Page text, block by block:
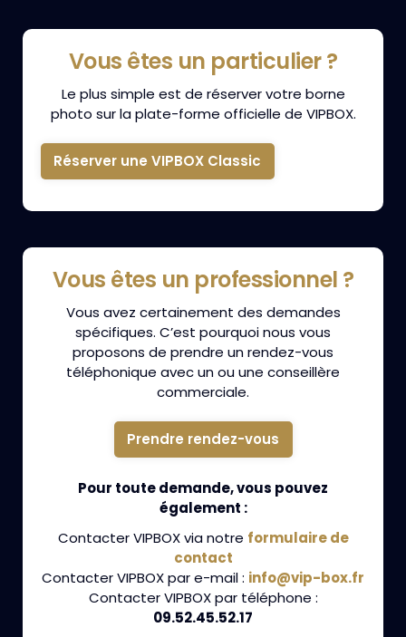
Vous êtes un particulier ?
Le plus simple est de réserver votre borne
photo sur la plate-forme officielle de VIPBOX.
Réserver une VIPBOX Classic
Vous êtes un professionnel ?
Vous avez certainement des demandes
spécifiques. C’est pourquoi nous vous
proposons de prendre un rendez-vous
téléphonique avec un ou une conseillère
commerciale.
Prendre rendez-vous
Pour toute demande, vous pouvez
également :
Contacter VIPBOX via notre formulaire de
contact
Contacter VIPBOX par e-mail : info@vip-box.fr
Contacter VIPBOX par téléphone :
09.52.45.52.17